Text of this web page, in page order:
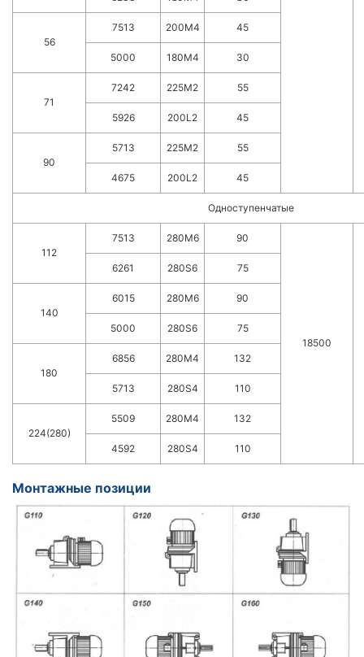
56
7513 200M4 45
5000 180M4 30
71
7242 225M2 55
5926 200L2 45
90
5713 225M2 55
4675 200L2 45
Одноступенчатые
112
7513 280M6 90
18500
6261 280S6 75
140
6015 280M6 90
5000 280S6 75
180
6856 280M4 132
5713 280S4 110
224(280)
5509 280M4 132
4592 280S4 110
Монтажные позиции